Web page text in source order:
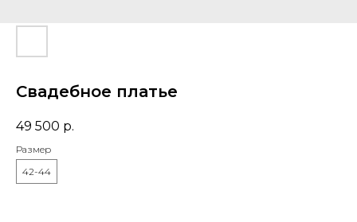
Свадебное платье
49 500 р.
Размер
42-44